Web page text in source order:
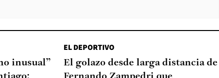
inusual”
EL DEPORTIVO
El golazo desde larga distancia de